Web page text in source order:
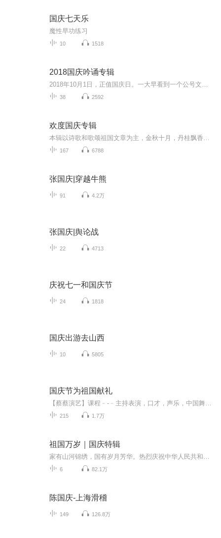
国庆七天乐
魔性早功练习
10 1518
2018国庆吟诵专辑
38 2592
欢度国庆专辑
167 6788
张国庆|穿越牛熊
91 4.2万
张国庆|舆论战
22 4713
庆祝七一和国庆节
24 1818
国庆出游去山西
10 5805
国庆节为祖国献礼
215 1.7万
祖国万岁｜国庆特辑
6 82.1万
陈国庆-上海滑稽
149 126.8万